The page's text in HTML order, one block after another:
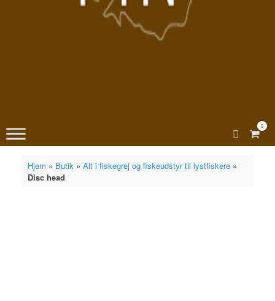
View
0
Hjem » Butik» Alt i fiskegrej og fiskeudstyr til lystfiskere»
Disc head